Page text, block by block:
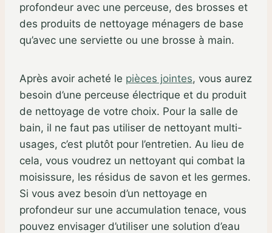
profondeur avec une perceuse, des brosses et
des produits de nettoyage ménagers de base
qu’avec une serviette ou une brosse à main.
Après avoir acheté le pièces jointes, vous aurez
besoin d’une perceuse électrique et du produit
de nettoyage de votre choix. Pour la salle de
bain, il ne faut pas utiliser de nettoyant multi-
usages, c’est plutôt pour l’entretien. Au lieu de
cela, vous voudrez un nettoyant qui combat la
moisissure, les résidus de savon et les germes.
Si vous avez besoin d’un nettoyage en
profondeur sur une accumulation tenace, vous
pouvez envisager d’utiliser une solution d’eau